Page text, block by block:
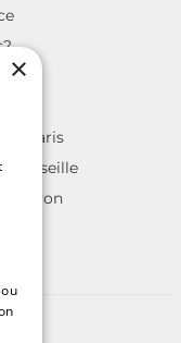
Paris
Marseille
Lyon
×